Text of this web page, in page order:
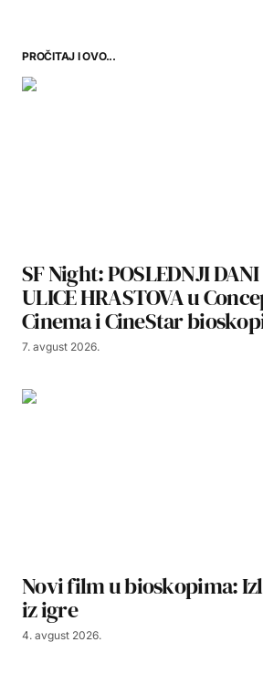
PROČITAJ I OVO...
SF Night: POSLEDNJI DANI
ULICE HRASTOVA u
Cinema i CineStar
7. avgust 2026.
Novi film u bioskopima:
iz igre
4. avgust 2026.